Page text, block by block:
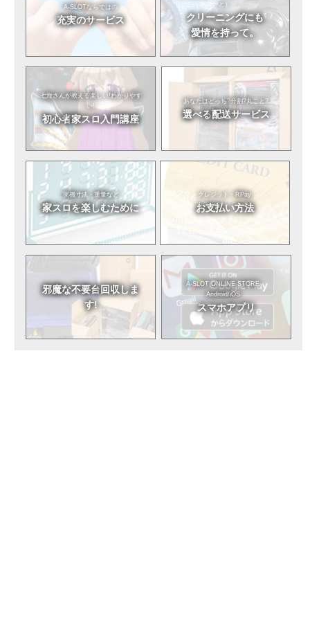
A-SLOTならではの
充実のサービス
と）
クリーニングにも
愛情を持って。
七海さんが教える楽しい!わかりやす
い!
初心者家スロ入門講座
あなたはどっち?分割?丸ごと?
選べる配送サービス
実機寸法・重量など
家スロを楽しむために
クレジット・RPay
お支払い方法
邪魔な不要台回収しま
す!
A-SLOT ONLINE STORE
Android/iOS
スマホアプリ